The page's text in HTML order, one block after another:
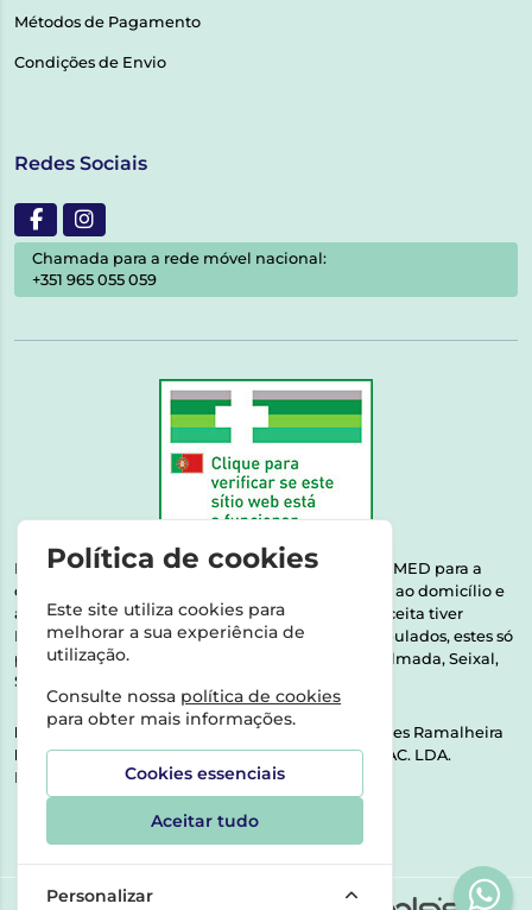
Métodos de Pagamento
Condições de Envio
Redes Sociais
Chamada para a rede móvel nacional:
+351 965 055 059
Esta farmácia encontra-se autorizada pelo INFARMED para a
dispensa de medicamentos e produtos de saúde ao domicílio e
através da internet. Medicamentos | Se na sua receita tiver
MSRM, MNSRM, MSRMV ou Medicamentos Manipulados, estes só
podem ser entregues nos seguintes concelhos: Almada, Seixal,
Sesimbra, Oeiras e Lisboa.
Direção Técnica:
Dra. Raquel Alexandra Fernandes Ramalheira
NIPC:513064133 | ASPAS E NÚMEROS SOC. FARMAC. LDA.
Rua dos Castanheiros 5 AB Feijó2810-036 Almada
Política de cookies
Este site utiliza cookies para
melhorar a sua experiência de
utilização.
Consulte nossa política de cookies
para obter mais informações.
Cookies essenciais
Aceitar tudo
Personalizar